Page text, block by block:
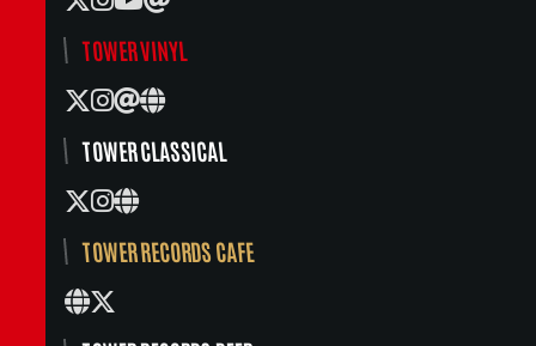
TOWER VINYL
TOWER CLASSICAL
TOWER RECORDS CAFE